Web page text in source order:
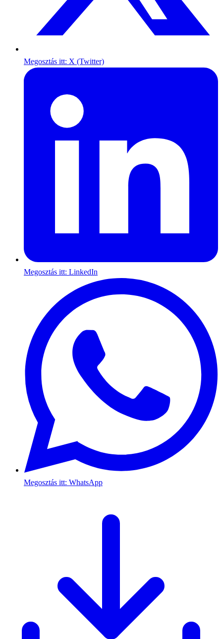
Megosztás itt: X (Twitter)
Megosztás itt: LinkedIn
Megosztás itt: WhatsApp